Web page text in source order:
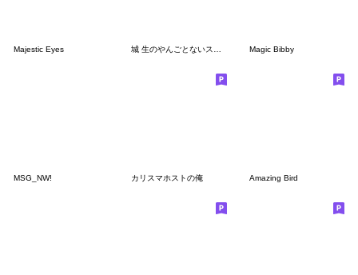
Majestic Eyes Magic Bibby
MSG_NW! カリスマホストの俺 Amazing Bird